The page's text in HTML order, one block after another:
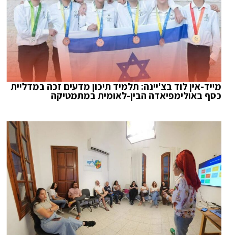
מייד-אין לוד בצ'יינה: תלמיד תיכון מדעים זכה במדליית
כסף באולימפיאדה הבין-לאומית במתמטיקה